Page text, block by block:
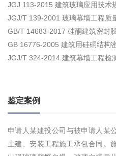
JGJ 113-2015 建筑玻璃应用技术
JGJ/T 139-2001 玻璃幕墙工程质
GB/T 14683-2017 硅酮建筑密封
GB 16776-2005 建筑用硅硐结构
JGJ/T 324-2014 建筑幕墙工程检
鉴定案例
申请人某建投公司与被申请人某
土建、安装工程施工承包合同。